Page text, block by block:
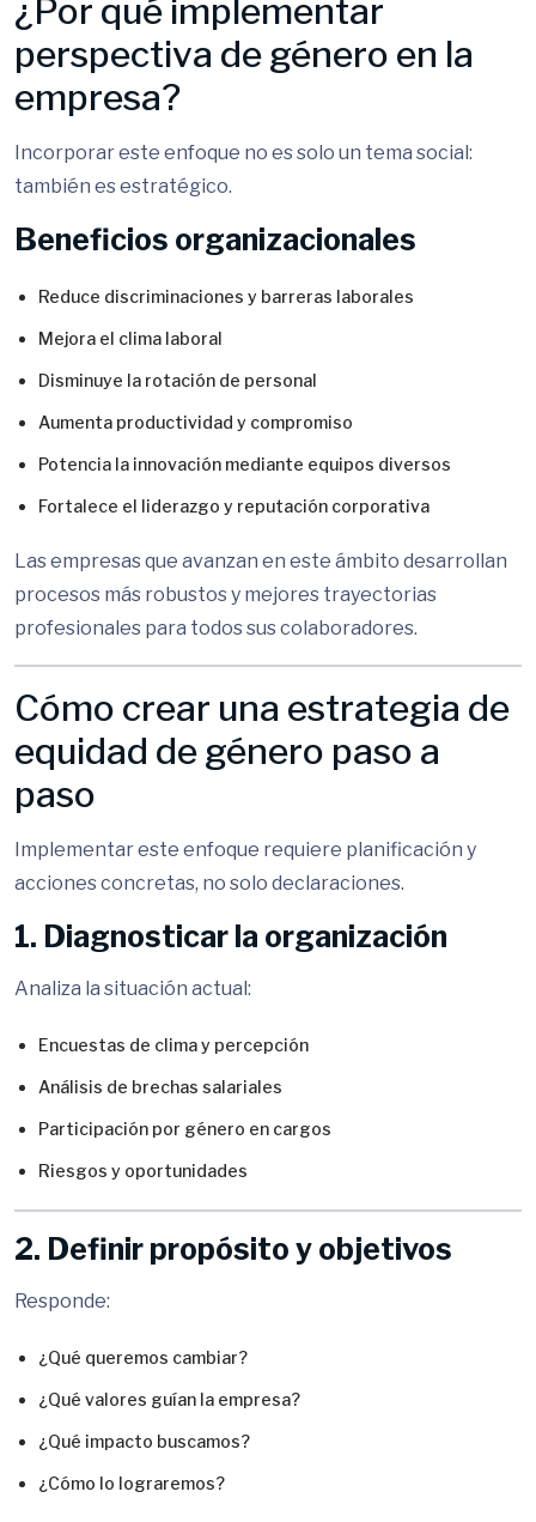
¿Por qué implementar
perspectiva de género en la
empresa?
Incorporar este enfoque no es solo un tema social:
también es estratégico.
Beneficios organizacionales
Reduce discriminaciones y barreras laborales
Mejora el clima laboral
Disminuye la rotación de personal
Aumenta productividad y compromiso
Potencia la innovación mediante equipos diversos
Fortalece el liderazgo y reputación corporativa
Las empresas que avanzan en este ámbito desarrollan
procesos más robustos y mejores trayectorias
profesionales para todos sus colaboradores.
Cómo crear una estrategia de
equidad de género paso a
paso
Implementar este enfoque requiere planificación y
acciones concretas, no solo declaraciones.
1. Diagnosticar la organización
Analiza la situación actual:
Encuestas de clima y percepción
Análisis de brechas salariales
Participación por género en cargos
Riesgos y oportunidades
2. Definir propósito y objetivos
Responde:
¿Qué queremos cambiar?
¿Qué valores guían la empresa?
¿Qué impacto buscamos?
¿Cómo lo lograremos?